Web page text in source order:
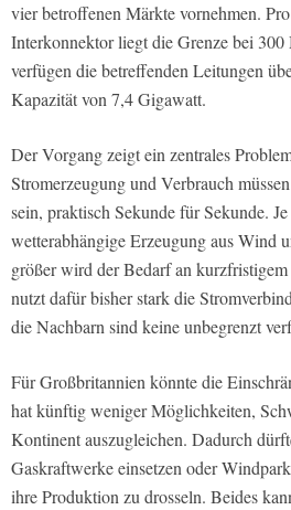
vier betroffenen Märkte vornehmen.
Interkonnektor liegt die Grenze bei 300
verfügen die betreffenden Leitungen
Kapazität von 7,4 Gigawatt.
Der Vorgang zeigt ein zentrales
Stromerzeugung und Verbrauch
sein, praktisch Sekunde für Sekunde.
wetterabhängige Erzeugung aus Wind
größer wird der Bedarf an
nutzt dafür bisher stark die
die Nachbarn sind keine unbegrenzt
Für Großbritannien könnte die
hat künftig weniger Möglichkeiten,
Kontinent auszugleichen. Dadurch
Gaskraftwerke einsetzen oder
ihre Produktion zu drosseln. Beides